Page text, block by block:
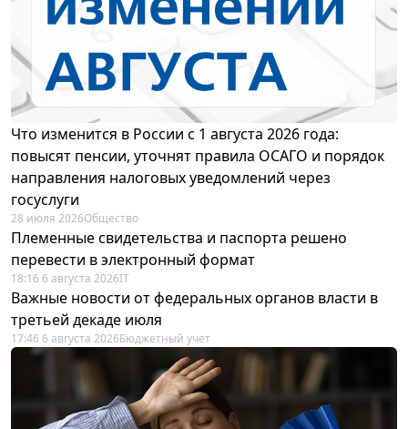
Что изменится в России с 1 августа 2026 года:
повысят пенсии, уточнят правила ОСАГО и порядок
направления налоговых уведомлений через
госуслуги
28 июля 2026Общество
Племенные свидетельства и паспорта решено
перевести в электронный формат
18:16 6 августа 2026IT
Важные новости от федеральных органов власти в
третьей декаде июля
17:46 6 августа 2026Бюджетный учет